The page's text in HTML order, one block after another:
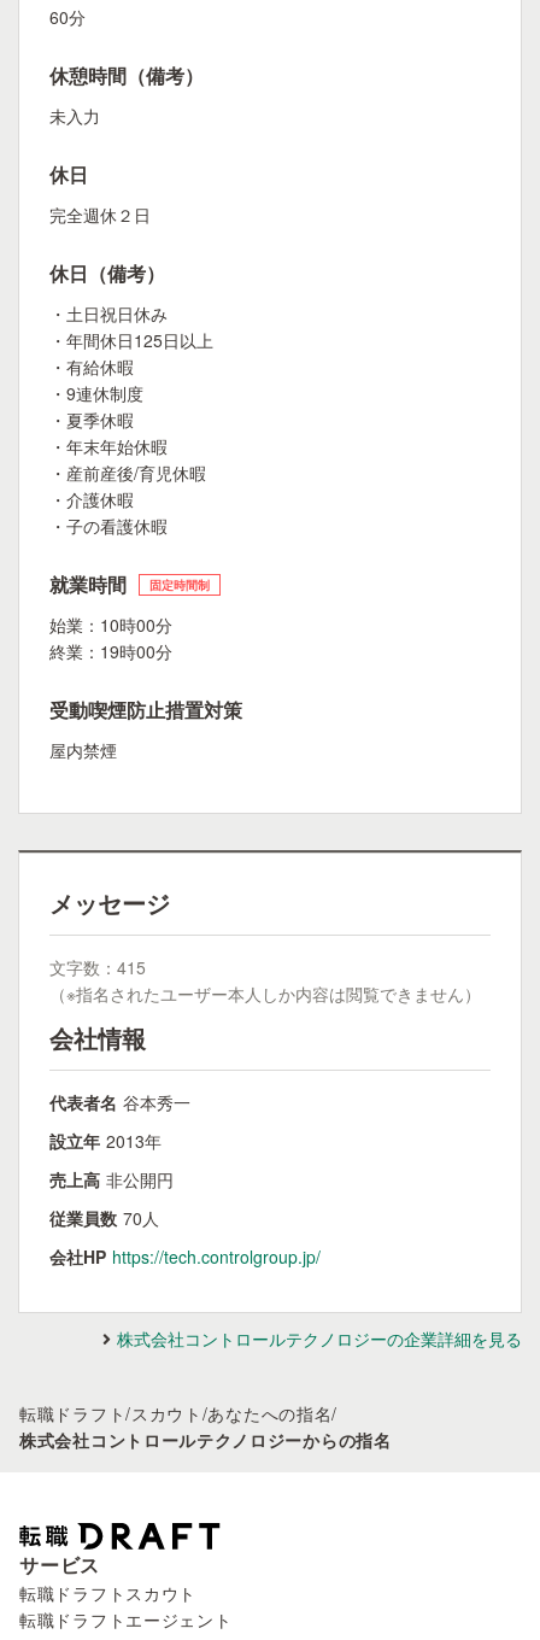
60分
休憩時間（備考）
未入力
休日
完全週休２日
休日（備考）
・土日祝日休み
・年間休日125日以上
・有給休暇
・9連休制度
・夏季休暇
・年末年始休暇
・産前産後/育児休暇
・介護休暇
・子の看護休暇
就業時間 固定時間制
始業：10時00分
終業：19時00分
受動喫煙防止措置対策
屋内禁煙
メッセージ
文字数：415
（※指名されたユーザー本人しか内容は閲覧できません）
会社情報
代表者名 谷本秀一
設立年 2013年
売上高 非公開円
従業員数 70人
会社HP https://tech.controlgroup.jp/
株式会社コントロールテクノロジーの企業詳細を見る
転職ドラフト/スカウト /あなたへの指名/
株式会社コントロールテクノロジーからの指名
サービス
転職ドラフトスカウト
転職ドラフトエージェント